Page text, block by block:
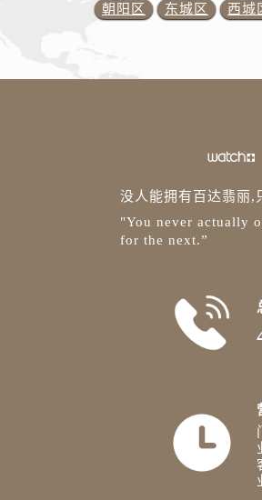
朝阳区 东城区 西城
没人能拥有百达翡丽,
"You never actually
for the next.”